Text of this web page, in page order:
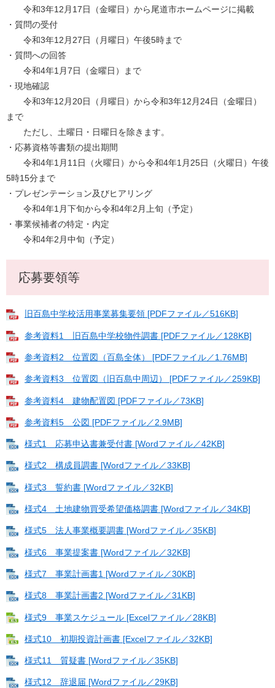
令和3年12月17日（金曜日）から尾道市ホームページに掲載
・質問の受付
令和3年12月27日（月曜日）午後5時まで
・質問への回答
令和4年1月7日（金曜日）まで
・現地確認
令和3年12月20日（月曜日）から令和3年12月24日（金曜日）
まで
ただし、土曜日・日曜日を除きます。
・応募資格等書類の提出期間
令和4年1月11日（火曜日）から令和4年1月25日（火曜日）午後
5時15分まで
・プレゼンテーション及びヒアリング
令和4年1月下旬から令和4年2月上旬（予定）
・事業候補者の特定・内定
令和4年2月中旬（予定）
応募要領等
旧百島中学校活用事業募集要領 [PDFファイル／516KB]
参考資料1 旧百島中学校物件調書 [PDFファイル／128KB]
参考資料2 位置図（百島全体） [PDFファイル／1.76MB]
参考資料3 位置図（旧百島中周辺） [PDFファイル／259KB]
参考資料4 建物配置図 [PDFファイル／73KB]
参考資料5 公図 [PDFファイル／2.9MB]
様式1 応募申込書兼受付書 [Wordファイル／42KB]
様式2 構成員調書 [Wordファイル／33KB]
様式3 誓約書 [Wordファイル／32KB]
様式4 土地建物買受希望価格調書 [Wordファイル／34KB]
様式5 法人事業概要調書 [Wordファイル／35KB]
様式6 事業提案書 [Wordファイル／32KB]
様式7 事業計画書1 [Wordファイル／30KB]
様式8 事業計画書2 [Wordファイル／31KB]
様式9 事業スケジュール [Excelファイル／28KB]
様式10 初期投資計画書 [Excelファイル／32KB]
様式11 質疑書 [Wordファイル／35KB]
様式12 辞退届 [Wordファイル／29KB]